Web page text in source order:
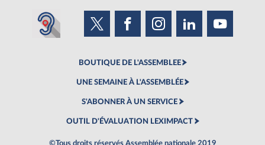
BOUTIQUE DE L'ASSEMBLEE
UNE SEMAINE À L'ASSEMBLÉE
S'ABONNER À UN SERVICE
OUTIL D'ÉVALUATION LEXIMPACT
©Tous droits réservés Assemblée nationale 2019